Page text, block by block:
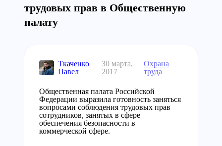
трудовых прав в Общественную
палату
Ткаченко
Павел
30 марта,
2017
Охрана
труда
Общественная палата Российской
Федерации выразила готовность заняться
вопросами соблюдения трудовых прав
сотрудников, занятых в сфере
обеспечения безопасности в
коммерческой сфере.